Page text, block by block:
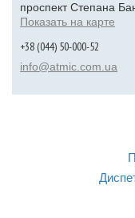
проспект Степана
Показать на карте
+38 (044) 50-000-52
info@atmic.com.ua